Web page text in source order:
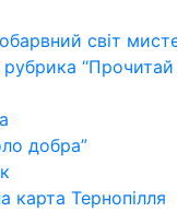
світ
рубрика
добра”
карта Тернопілля